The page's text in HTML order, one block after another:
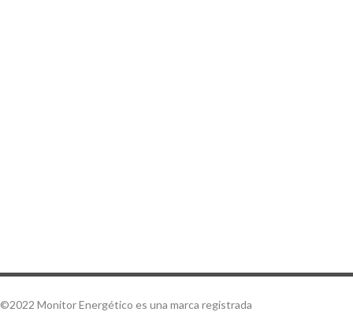
©2022 Monitor Energético es una marca registrada